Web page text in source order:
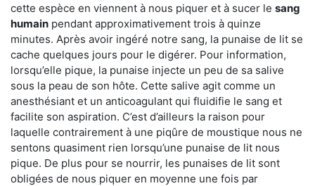
cette espèce en viennent à nous piquer et à sucer le sang
humain pendant approximativement trois à quinze
minutes. Après avoir ingéré notre sang, la punaise de lit se
cache quelques jours pour le digérer. Pour information,
lorsqu’elle pique, la punaise injecte un peu de sa salive
sous la peau de son hôte. Cette salive agit comme un
anesthésiant et un anticoagulant qui fluidifie le sang et
facilite son aspiration. C’est d’ailleurs la raison pour
laquelle contrairement à une piqûre de moustique nous ne
sentons quasiment rien lorsqu’une punaise de lit nous
pique. De plus pour se nourrir, les punaises de lit sont
obligées de nous piquer en moyenne une fois par